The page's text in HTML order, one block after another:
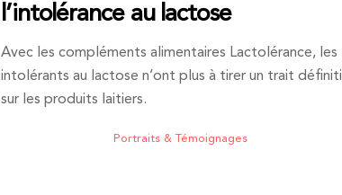
l’intolérance au lactose
Avec les compléments alimentaires Lactolérance, les
intolérants au lactose n’ont plus à tirer un trait
sur les produits laitiers.
Portraits & Témoignages